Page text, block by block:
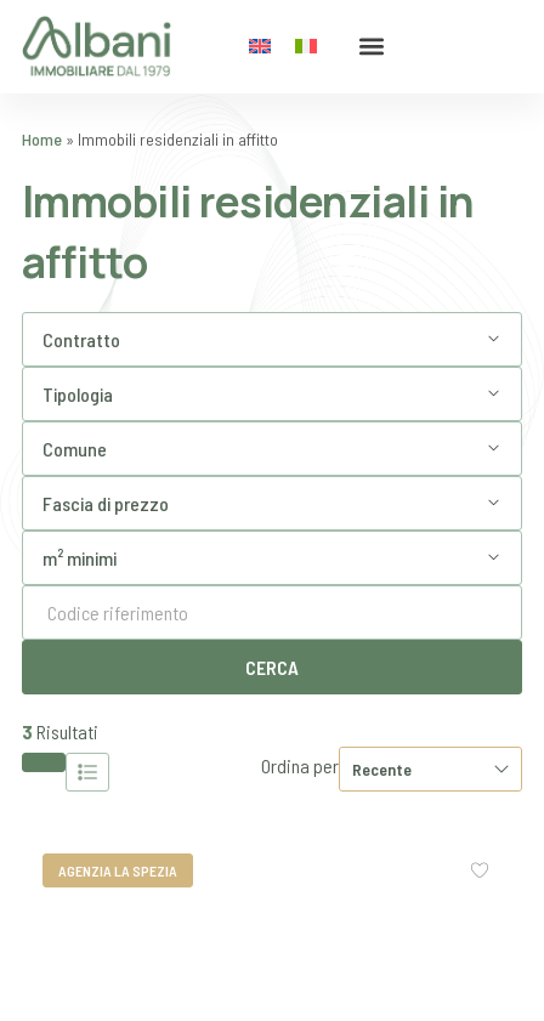
Home» Immobili residenziali in affitto
Immobili residenziali in
affitto
3 Risultati
Ordina per
AGENZIA LA SPEZIA